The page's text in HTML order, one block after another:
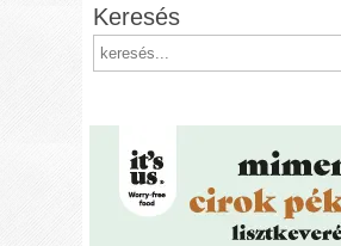
Keresés